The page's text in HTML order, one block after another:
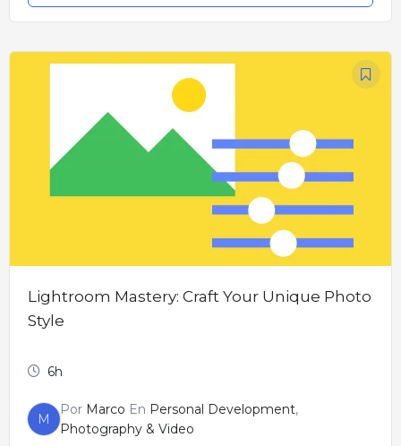
Lightroom Mastery: Craft Your Unique Photo
Style
6h
M
Por Marco En Personal Development,
Photography & Video